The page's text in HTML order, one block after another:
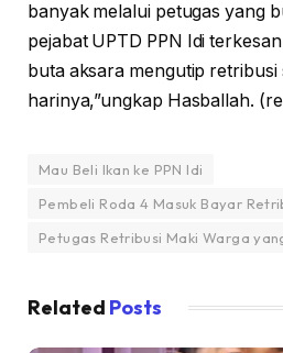
banyak melalui petugas yang
pejabat UPTD PPN Idi
buta aksara mengutip retribusi
harinya,”ungkap Hasballah.
Mau Beli Ikan ke PPN Idi
Pembeli Roda 4 Masuk Bayar
Petugas Retribusi Maki Warga
Related Posts